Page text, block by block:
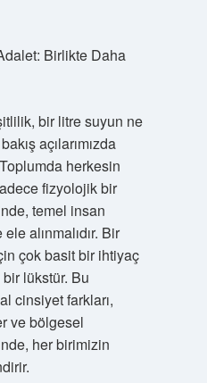
Birlikte Daha
bir litre suyun ne
açılarımızda
herkesin
fizyolojik bir
temel insan
alınmalıdır. Bir
çok basit bir ihtiyaç
bir lükstür. Bu
cinsiyet farkları,
ve bölgesel
her birimizin